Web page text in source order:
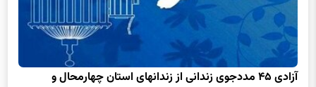
آزادی ۴۵ مددجوی زندانی از زندانهای استان چهارمحال و